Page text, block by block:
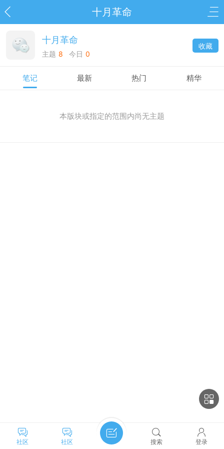
十月革命
十月革命
主题 8 今日 0
收藏
笔记 最新 热门 精华
本版块或指定的范围内尚无主题
社区 社区 搜索 登录